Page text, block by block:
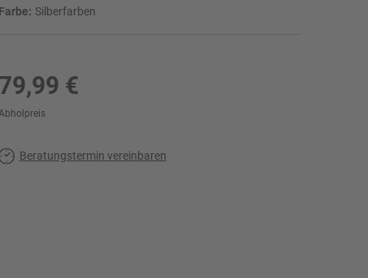
Farbe: Silberfarben
79,99 €
Beratungstermin vereinbaren